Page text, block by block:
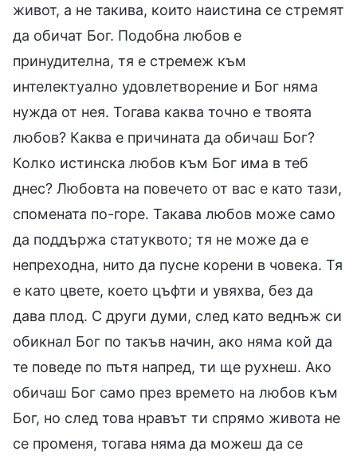
живот, а не такива, които наистина се стремят
да обичат Бог. Подобна любов е
принудителна, тя е стремеж към
интелектуално удовлетворение и Бог няма
нужда от нея. Тогава каква точно е твоята
любов? Каква е причината да обичаш Бог?
Колко истинска любов към Бог има в теб
днес? Любовта на повечето от вас е като тази,
спомената по-горе. Такава любов може само
да поддържа статуквото; тя не може да е
непреходна, нито да пусне корени в човека. Тя
е като цвете, което цъфти и увяхва, без да
дава плод. С други думи, след като веднъж си
обикнал Бог по такъв начин, ако няма кой да
те поведе по пътя напред, ти ще рухнеш. Ако
обичаш Бог само през времето на любов към
Бог, но след това нравът ти спрямо живота не
се променя, тогава няма да можеш да се